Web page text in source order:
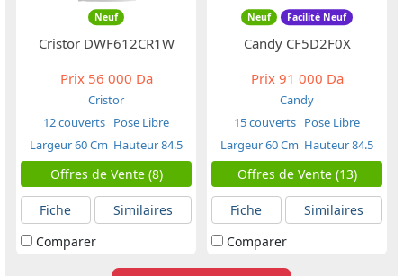
Neuf
Cristor DWF612CR1W
Prix56 000 Da
Cristor
12 couverts Pose Libre
Largeur 60 Cm Hauteur 84.5
Cm
Offres de Vente (8)
Fiche
Similaires
Comparer
Neuf Facilité Neuf
Candy CF5D2F0X
Prix91 000 Da
Candy
15 couverts Pose Libre
Largeur 60 Cm Hauteur 84.5
Cm
Offres de Vente (13)
Fiche
Similaires
Comparer